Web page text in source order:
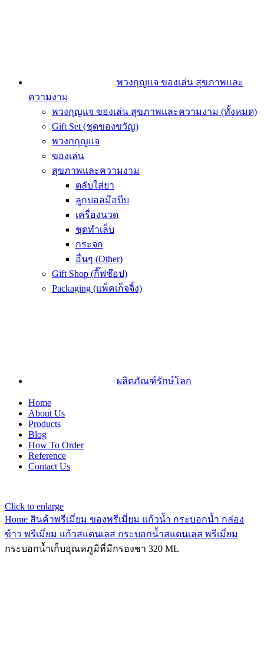
พวงกุญแจ ของเล่น สุขภาพและ
ความงาม
พวงกุญแจ ของเล่น สุขภาพและความงาม (ทั้งหมด)
Gift Set (ชุดของขวัญ)
พวงกกุญแจ
ของเล่น
สุขภาพและความงาม
ตลับใส่ยา
ลูกบอลมือบีบ
เครื่องนวด
ชุดทำเล็บ
กระจก
อื่นๆ (Other)
Gift Shop (กิ๊ฟช๊อป)
Packaging (แพ็คเก็จจิ้ง)
ผลิตภัณฑ์รักษ์โลก
Home
About Us
Products
Blog
How To Order
Reference
Contact Us
Click to enlarge
Home สินค้าพรีเมี่ยม ของพรีเมี่ยม แก้วน้ำ กระบอกน้ำ กล่อง
ข้าว พรีเมี่ยม แก้วสแตนเลส กระบอกน้ำสแตนเลส พรีเมี่ยม
กระบอกน้ำเก็บอุณหภูมิที่มีกรองชา 320 ML